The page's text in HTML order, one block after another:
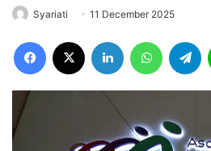
Syariati 11 December 2025
Facebook LinkedIn WhatsApp